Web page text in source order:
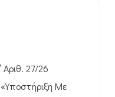
Αριθ. 27/26
Με